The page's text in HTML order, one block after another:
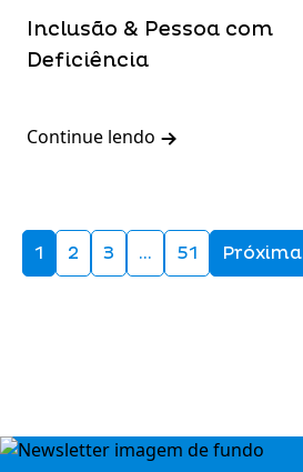
Inclusão & Pessoa com
Deficiência
Continue lendo
1 2 3 … 51 Próxima